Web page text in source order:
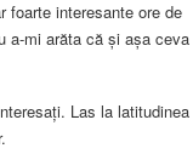
foarte interesante ore de
a-mi arăta că și așa ceva
Las la latitudinea